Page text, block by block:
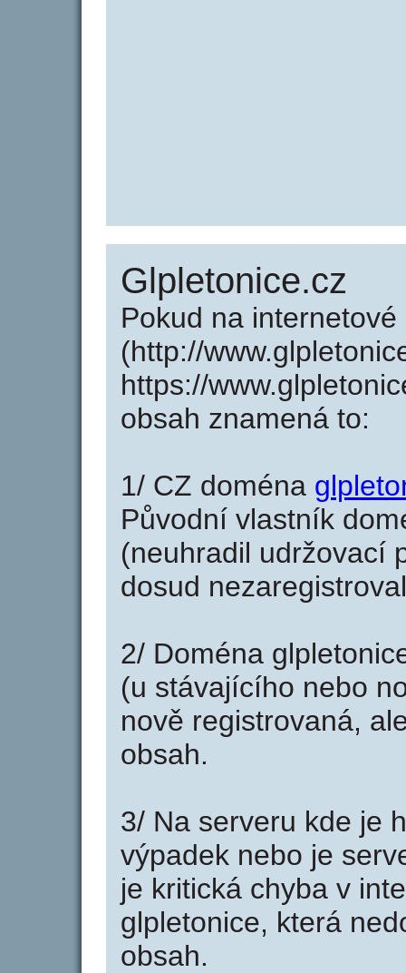
Glpletonice.cz
Pokud na
(http://
https://
obsah znamená to:
1/ CZ doména
Původní vlastník
(neuhradil udržovací
dosud
2/ Doména
(u stávajícího nebo
nově registrovaná,
obsah.
3/ Na serveru kde je
výpadek nebo je
je kritická chyba v
glpletonice, která
obsah.